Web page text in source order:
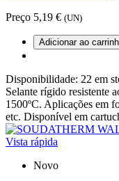
Preço 5,19 € (UN)
Adicionar ao
Disponibilidade: 22 em
Selante rígido resistente
1500ºC. Aplicações em
etc. Disponível em
Vista rápida
Novo